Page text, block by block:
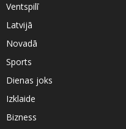
Ventspilī
Latvijā
Novadā
Sports
Dienas joks
Izklaide
Bizness